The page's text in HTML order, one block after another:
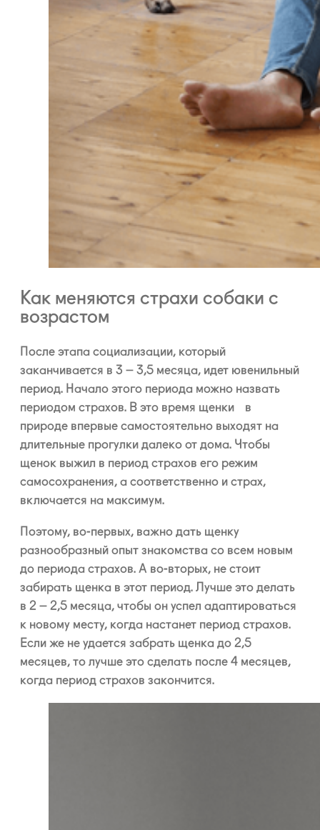
Как меняются страхи собаки с
возрастом
После этапа социализации, который
заканчивается в 3 – 3,5 месяца, идет ювенильный
период. Начало этого периода можно назвать
периодом страхов. В это время щенки в
природе впервые самостоятельно выходят на
длительные прогулки далеко от дома. Чтобы
щенок выжил в период страхов его режим
самосохранения, а соответственно и страх,
включается на максимум.
Поэтому, во-первых, важно дать щенку
разнообразный опыт знакомства со всем новым
до периода страхов. А во-вторых, не стоит
забирать щенка в этот период. Лучше это делать
в 2 – 2,5 месяца, чтобы он успел адаптироваться
к новому месту, когда настанет период страхов.
Если же не удается забрать щенка до 2,5
месяцев, то лучше это сделать после 4 месяцев,
когда период страхов закончится.